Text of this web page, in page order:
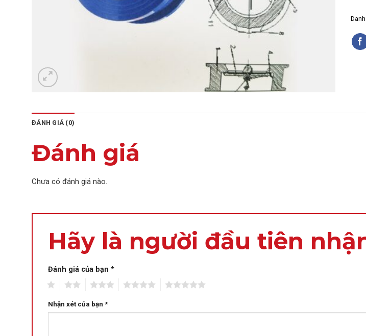
ĐÁNH GIÁ (0)
Đánh giá
Chưa có đánh giá nào.
Hãy là người đầu tiên
Đánh giá của bạn *
Nhận xét của bạn *